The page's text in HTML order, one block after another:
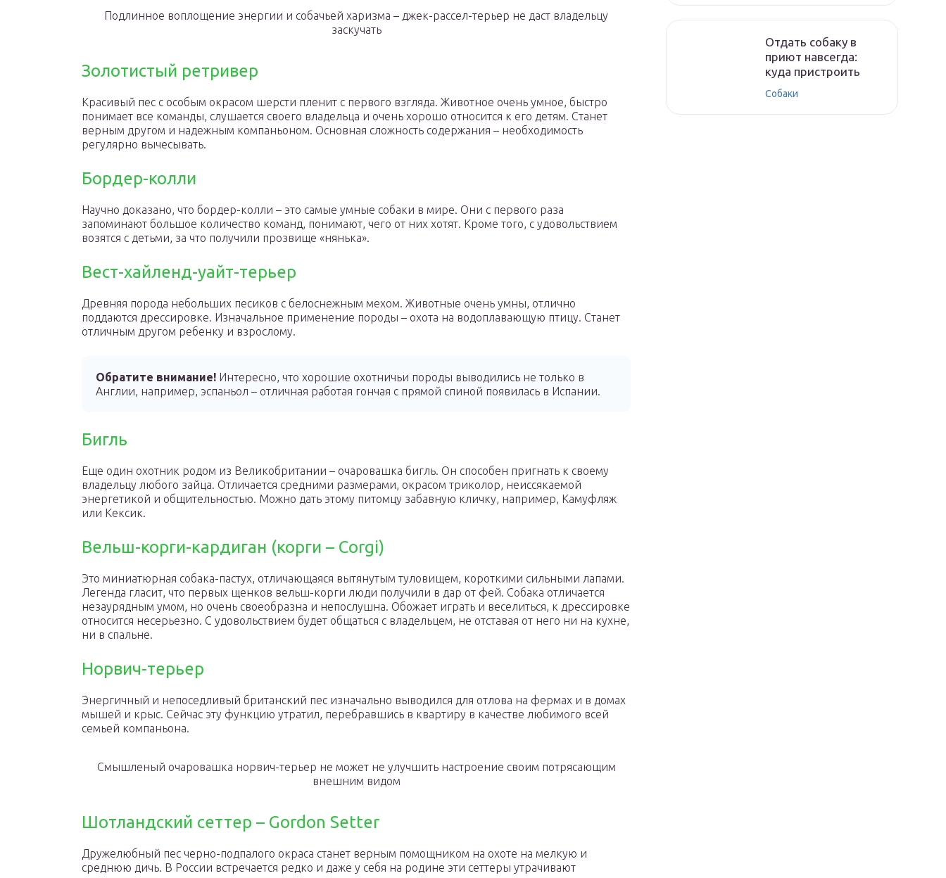
Подлинное воплощение энергии и собачьей харизма – джек-рассел-терьер не даст владельцу
заскучать
Золотистый ретривер
Красивый пес с особым окрасом шерсти пленит с первого взгляда. Животное очень умное, быстро
понимает все команды, слушается своего владельца и очень хорошо относится к его детям. Станет
верным другом и надежным компаньоном. Основная сложность содержания – необходимость
регулярно вычесывать.
Бордер-колли
Научно доказано, что бордер-колли – это самые умные собаки в мире. Они с первого раза
запоминают большое количество команд, понимают, чего от них хотят. Кроме того, с удовольствием
возятся с детьми, за что получили прозвище «нянька».
Вест-хайленд-уайт-терьер
Древняя порода небольших песиков с белоснежным мехом. Животные очень умны, отлично
поддаются дрессировке. Изначальное применение породы – охота на водоплавающую птицу. Станет
отличным другом ребенку и взрослому.
Обратите внимание! Интересно, что хорошие охотничьи породы выводились не только в
Англии, например, эспаньол – отличная работая гончая с прямой спиной появилась в Испании.
Бигль
Еще один охотник родом из Великобритании – очаровашка бигль. Он способен пригнать к своему
владельцу любого зайца. Отличается средними размерами, окрасом триколор, неиссякаемой
энергетикой и общительностью. Можно дать этому питомцу забавную кличку, например, Камуфляж
или Кексик.
Вельш-корги-кардиган (корги – Corgi)
Это миниатюрная собака-пастух, отличающаяся вытянутым туловищем, короткими сильными лапами.
Легенда гласит, что первых щенков вельш-корги люди получили в дар от фей. Собака отличается
незаурядным умом, но очень своеобразна и непослушна. Обожает играть и веселиться, к дрессировке
относится несерьезно. С удовольствием будет общаться с владельцем, не отставая от него ни на кухне,
ни в спальне.
Норвич-терьер
Энергичный и непоседливый британский пес изначально выводился для отлова на фермах и в домах
мышей и крыс. Сейчас эту функцию утратил, перебравшись в квартиру в качестве любимого всей
семьей компаньона.
Смышленый очаровашка норвич-терьер не может не улучшить настроение своим потрясающим
внешним видом
Шотландский сеттер – Gordon Setter
Дружелюбный пес черно-подпалого окраса станет верным помощником на охоте на мелкую и
среднюю дичь. В России встречается редко и даже у себя на родине эти сеттеры утрачивают
Отдать собаку в
приют навсегда:
куда пристроить
Собаки